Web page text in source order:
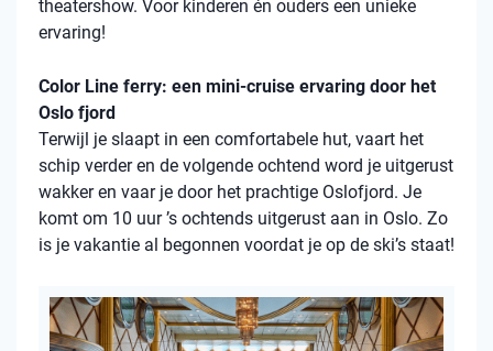
theatershow. Voor kinderen én ouders een unieke
ervaring!
Color Line ferry: een mini-cruise ervaring door het
Oslo fjord
Terwijl je slaapt in een comfortabele hut, vaart het
schip verder en de volgende ochtend word je uitgerust
wakker en vaar je door het prachtige Oslofjord. Je
komt om 10 uur ’s ochtends uitgerust aan in Oslo. Zo
is je vakantie al begonnen voordat je op de ski’s staat!